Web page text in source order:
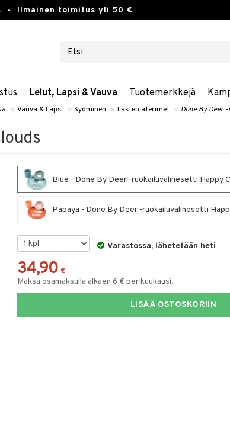
- Ilmainen toimitus yli 50 €
Lelut, Lapsi & Vauva Tuotemerkkejä
» Vauva & Lapsi » Syöminen » Lasten aterimet » Done By Deer
Blue - Done By Deer -ruokailuvälinesetti Happy
Papaya - Done By Deer -ruokailuvälinesetti
Varastossa, lähetetään heti
34,90 €
Maksa osamaksulla alkaen 6 € per kuukausi.
LISÄÄ OSTOSKORIIN